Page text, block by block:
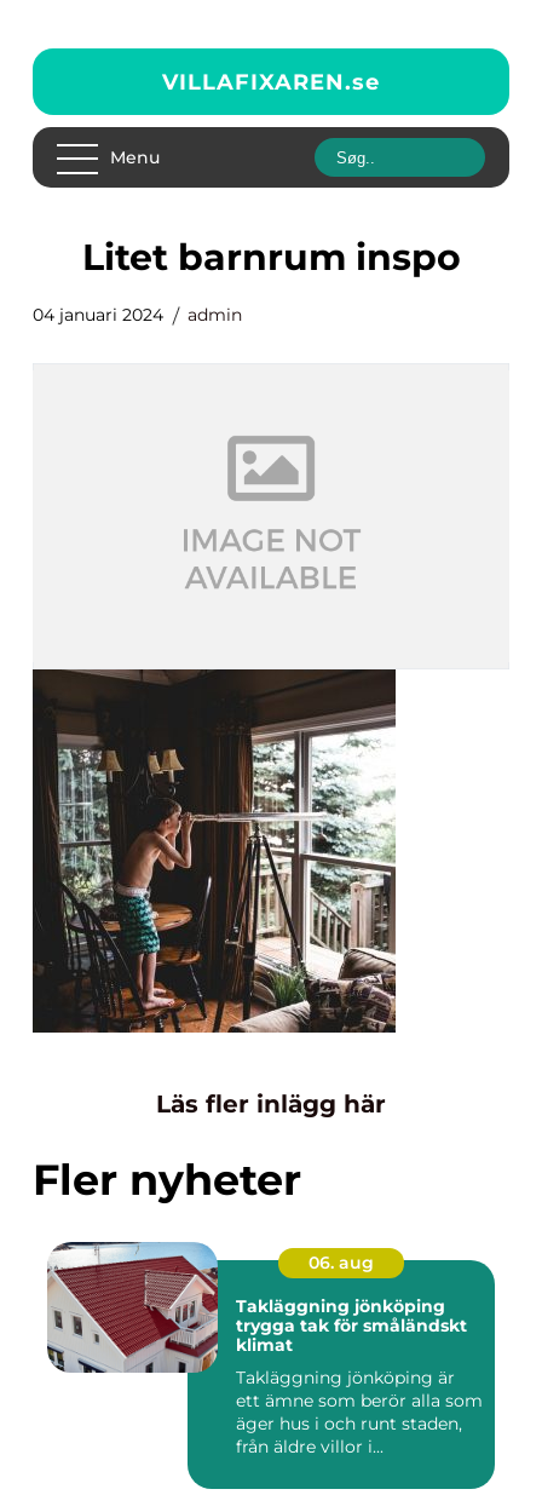
VILLAFIXAREN.se
Menu
litet barnrum inspo
04 januari 2024 admin
Läs fler inlägg här
Fler nyheter
06. aug
Takläggning jönköping
trygga tak för småländskt
klimat
Takläggning jönköping är
ett ämne som berör alla som
äger hus i och runt staden,
från äldre villor i...